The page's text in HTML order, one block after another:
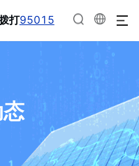
打95015